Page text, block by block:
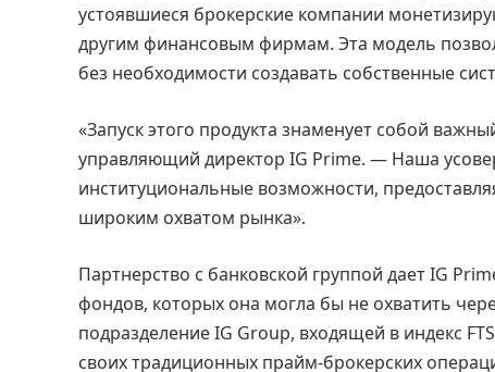
устоявшиеся брокерские компании
другим финансовым фирмам. Эта модель
без необходимости создавать собственные
«Запуск этого продукта знаменует собой
управляющий директор IG Prime. — Наша
институциональные возможности,
широким охватом рынка».
Партнерство с банковской группой дает IG
фондов, которых она могла бы не охватить
подразделение IG Group, входящей в индекс
своих традиционных прайм-брокерских